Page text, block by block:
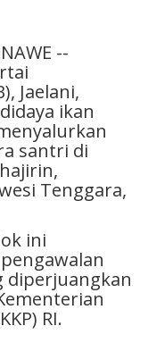
--
Jaelani,
ikan
santri di
Tenggara,
ini
diperjuangkan
RI.